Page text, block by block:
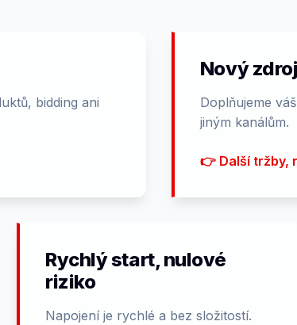
bidding ani
Nový
Doplňujeme
jiným kanálům.
👉 Další tržby,
Rychlý start, nulové
riziko
Napojení je rychlé a bez složitostí.